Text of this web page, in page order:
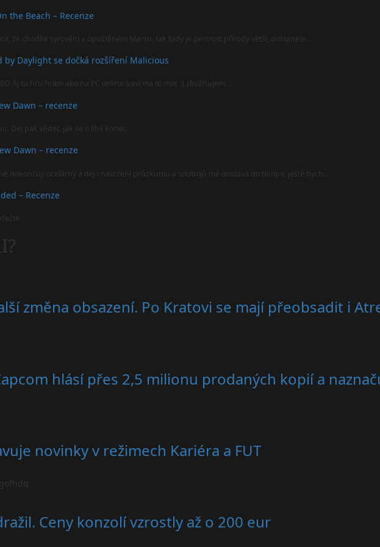
the Beach – Recenze
že chodíte syrovém a opuštěném Marsu, tak tady je pestrost přírody větší, dostanete…
by Daylight se dočká rozšíření Malicious
Aj tu hru hrám ako na PC online baví ma to moc :) zbožňujem…
Dawn – recenze
Dej pak vědět, jak se ti líbil konec.
Dawn – recenze
dokončuji ocelárny a děj i navržení průzkumu a soubojů mě dostává do tempa, ještě bych…
– Recenze
změna obsazení. Po Kratovi se mají přeobsadit i
hlásí přes 2,5 milionu prodaných kopií a
novinky v režimech Kariéra a FUT
Ceny konzolí vzrostly až o 200 eur